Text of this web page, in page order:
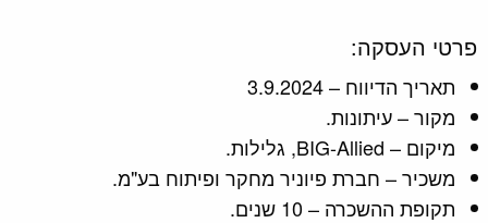
פרטי העסקה:
תאריך הדיווח – 3.9.2024
מקור – עיתונות.
מיקום – BIG-Allied, גלילות.
משכיר – חברת פיוניר מחקר ופיתוח בע"מ.
תקופת ההשכרה – 10 שנים.